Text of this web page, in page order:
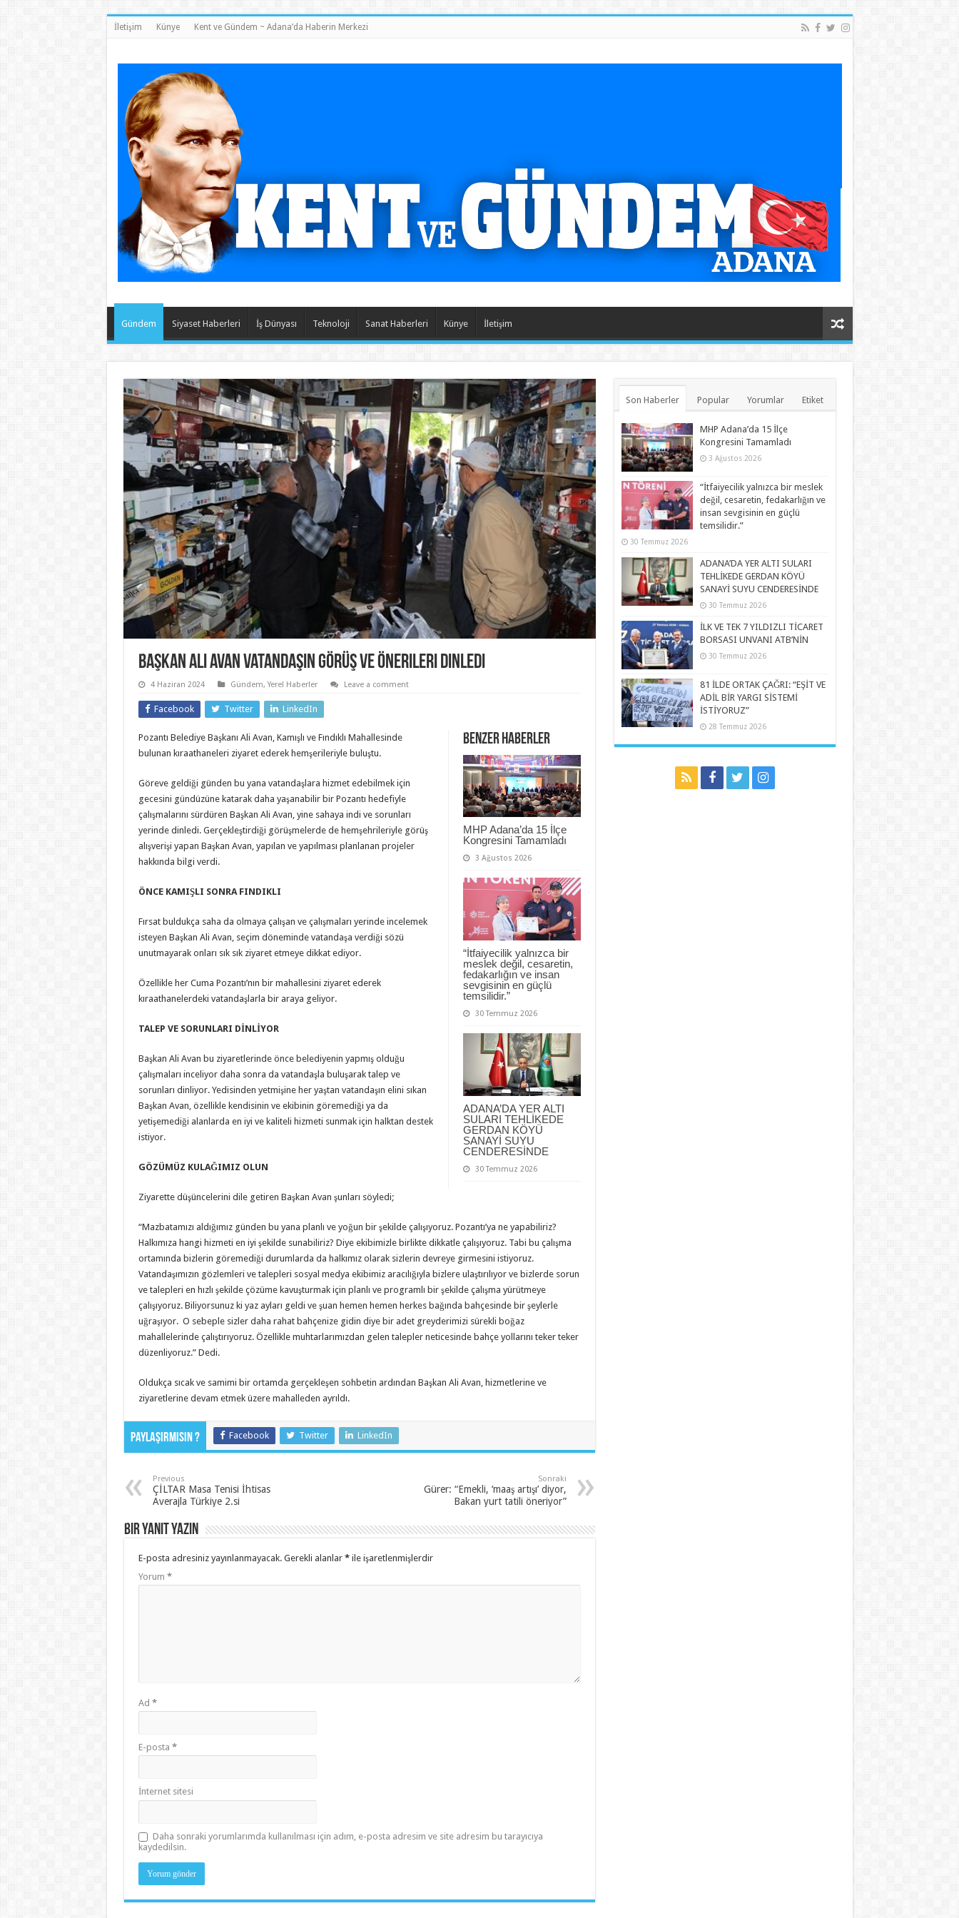
İletişim Künye Kent ve Gündem ~ Adana’da Haberin Merkezi
Gündem Siyaset Haberleri İş Dünyası Teknoloji Sanat Haberleri Künye İletişim
Başkan Ali Avan Vatandaşın Görüş ve Önerileri Dinledi
4 Haziran 2024 Gündem,Yerel Haberler Leave a comment
Facebook Twitter LinkedIn
Benzer Haberler
MHP Adana’da 15 İlçe
Kongresini Tamamladı
3 Ağustos 2026
“İtfaiyecilik yalnızca bir
meslek değil, cesaretin,
fedakarlığın ve insan
sevgisinin en güçlü
temsilidir.”
30 Temmuz 2026
ADANA’DA YER ALTI
SULARI TEHLİKEDE
GERDAN KÖYÜ
SANAYİ SUYU
CENDERESİNDE
30 Temmuz 2026
Pozantı Belediye Başkanı Ali Avan, Kamışlı ve Fındıklı Mahallesinde
bulunan kıraathaneleri ziyaret ederek hemşerileriyle buluştu.
Göreve geldiği günden bu yana vatandaşlara hizmet edebilmek için
gecesini gündüzüne katarak daha yaşanabilir bir Pozantı hedefiyle
çalışmalarını sürdüren Başkan Ali Avan, yine sahaya indi ve sorunları
yerinde dinledi. Gerçekleştirdiği görüşmelerde de hemşehrileriyle görüş
alışverişi yapan Başkan Avan, yapılan ve yapılması planlanan projeler
hakkında bilgi verdi.
ÖNCE KAMIŞLI SONRA FINDIKLI
Fırsat buldukça saha da olmaya çalışan ve çalışmaları yerinde incelemek
isteyen Başkan Ali Avan, seçim döneminde vatandaşa verdiği sözü
unutmayarak onları sık sık ziyaret etmeye dikkat ediyor.
Özellikle her Cuma Pozantı’nın bir mahallesini ziyaret ederek
kıraathanelerdeki vatandaşlarla bir araya geliyor.
TALEP VE SORUNLARI DİNLİYOR
Başkan Ali Avan bu ziyaretlerinde önce belediyenin yapmış olduğu
çalışmaları inceliyor daha sonra da vatandaşla buluşarak talep ve
sorunları dinliyor. Yedisinden yetmişine her yaştan vatandaşın elini sıkan
Başkan Avan, özellikle kendisinin ve ekibinin göremediği ya da
yetişemediği alanlarda en iyi ve kaliteli hizmeti sunmak için halktan destek
istiyor.
GÖZÜMÜZ KULAĞIMIZ OLUN
Ziyarette düşüncelerini dile getiren Başkan Avan şunları söyledi;
“Mazbatamızı aldığımız günden bu yana planlı ve yoğun bir şekilde çalışıyoruz. Pozantı’ya ne yapabiliriz?
Halkımıza hangi hizmeti en iyi şekilde sunabiliriz? Diye ekibimizle birlikte dikkatle çalışıyoruz. Tabi bu çalışma
ortamında bizlerin göremediği durumlarda da halkımız olarak sizlerin devreye girmesini istiyoruz.
Vatandaşımızın gözlemleri ve talepleri sosyal medya ekibimiz aracılığıyla bizlere ulaştırılıyor ve bizlerde sorun
ve talepleri en hızlı şekilde çözüme kavuşturmak için planlı ve programlı bir şekilde çalışma yürütmeye
çalışıyoruz. Biliyorsunuz ki yaz ayları geldi ve şuan hemen hemen herkes bağında bahçesinde bir şeylerle
uğraşıyor. O sebeple sizler daha rahat bahçenize gidin diye bir adet greyderimizi sürekli boğaz
mahallelerinde çalıştırıyoruz. Özellikle muhtarlarımızdan gelen talepler neticesinde bahçe yollarını teker teker
düzenliyoruz.” Dedi.
Oldukça sıcak ve samimi bir ortamda gerçekleşen sohbetin ardından Başkan Ali Avan, hizmetlerine ve
ziyaretlerine devam etmek üzere mahalleden ayrıldı.
Paylaşırmısın ? Facebook Twitter LinkedIn
Previous
ÇİLTAR Masa Tenisi İhtisas
Averajla Türkiye 2.si
Sonraki
Gürer: “Emekli, ‘maaş artışı’ diyor,
Bakan yurt tatili öneriyor”
Bir yanıt yazın
E-posta adresiniz yayınlanmayacak. Gerekli alanlar *ile işaretlenmişlerdir
Yorum *
Ad *
E-posta *
İnternet sitesi
Daha sonraki yorumlarımda kullanılması için adım, e-posta adresim ve site adresim bu tarayıcıya
kaydedilsin.
Son Haberler Popular Yorumlar Etiket
MHP Adana’da 15 İlçe
Kongresini Tamamladı
3 Ağustos 2026
“İtfaiyecilik yalnızca bir meslek
değil, cesaretin, fedakarlığın ve
insan sevgisinin en güçlü
temsilidir.”
30 Temmuz 2026
ADANA’DA YER ALTI SULARI
TEHLİKEDE GERDAN KÖYÜ
SANAYİ SUYU CENDERESİNDE
30 Temmuz 2026
İLK VE TEK 7 YILDIZLI TİCARET
BORSASI UNVANI ATB’NİN
30 Temmuz 2026
81 İLDE ORTAK ÇAĞRI: “EŞİT VE
ADİL BİR YARGI SİSTEMİ
İSTİYORUZ”
28 Temmuz 2026